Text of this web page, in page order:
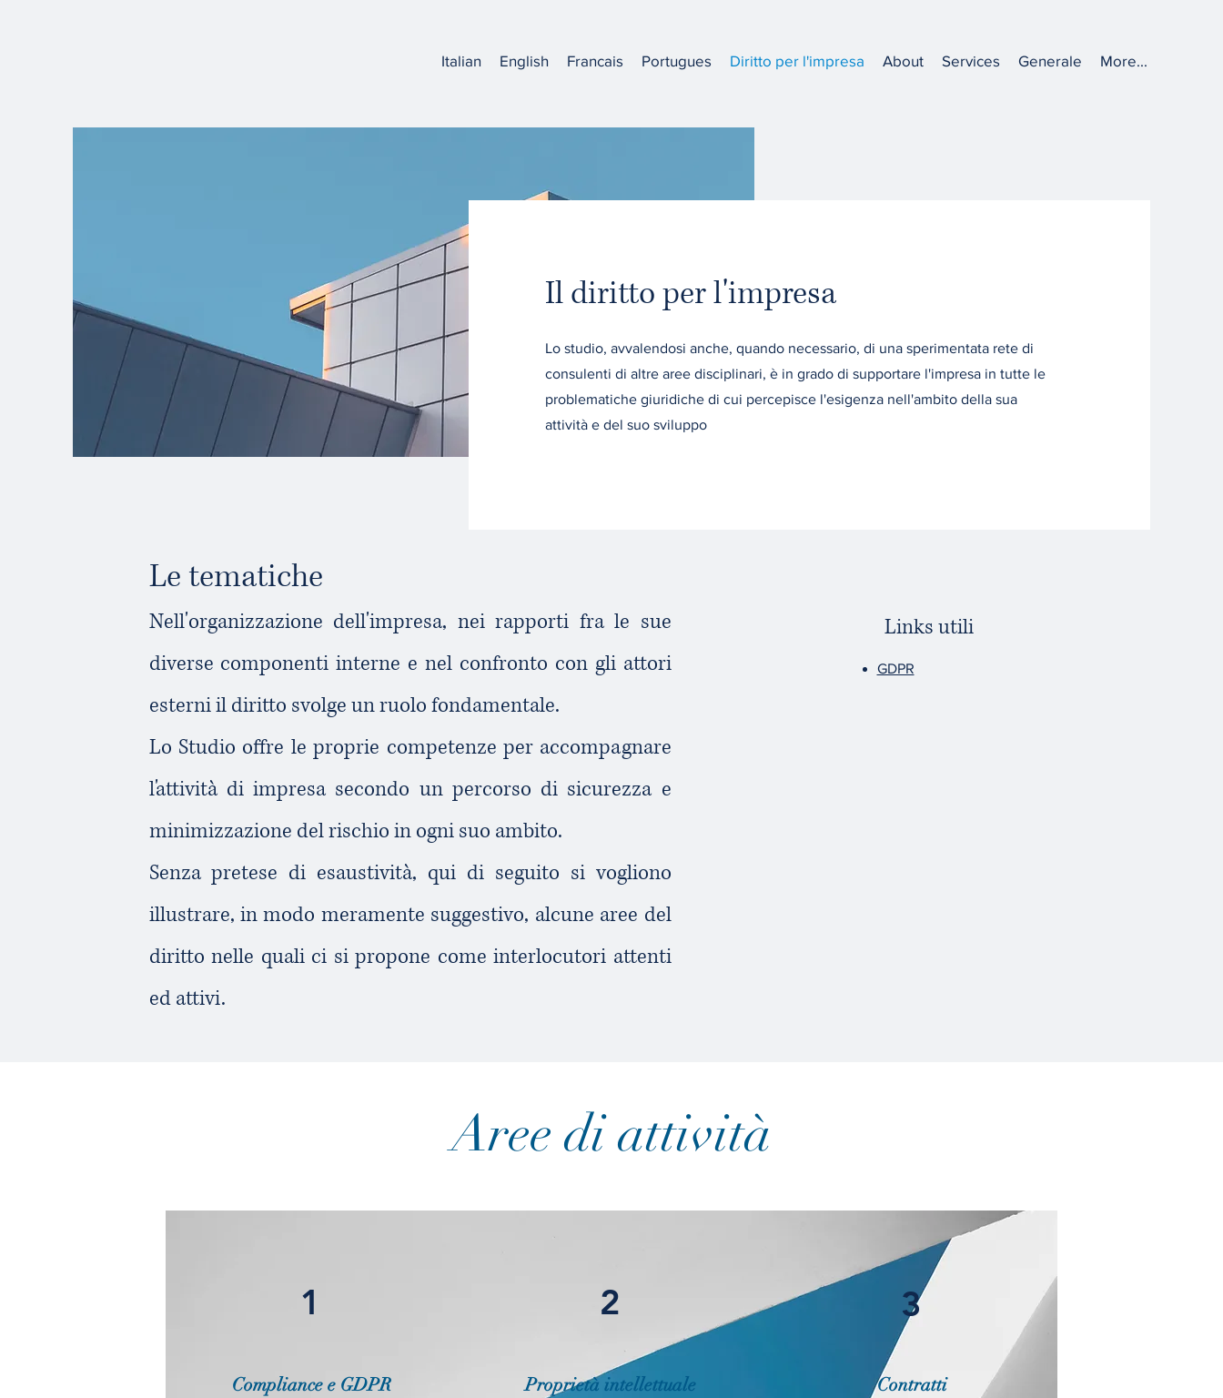
Italian English Francais Portugues Diritto per l'impresa About Services Generale More...
Il diritto per l'impresa
Lo studio, avvalendosi anche, quando necessario, di una sperimentata rete di
consulenti di altre aree disciplinari, è in grado di supportare l'impresa in tutte le
problematiche giuridiche di cui percepisce l'esigenza nell'ambito della sua
attività e del suo sviluppo
Le tematiche
Nell'organizzazione dell'impresa, nei rapporti fra le sue
diverse componenti interne e nel confronto con gli attori
esterni il diritto svolge un ruolo fondamentale.
Lo Studio offre le proprie competenze per accompagnare
l'attività di impresa secondo un percorso di sicurezza e
minimizzazione del rischio in ogni suo ambito.
Senza pretese di esaustività, qui di seguito si vogliono
illustrare, in modo meramente suggestivo, alcune aree del
diritto nelle quali ci si propone come interlocutori attenti
ed attivi.
Links utili
GDPR
Aree di attività
1
Compliance e GDPR
2
Proprietà intellettuale
3
Contratti